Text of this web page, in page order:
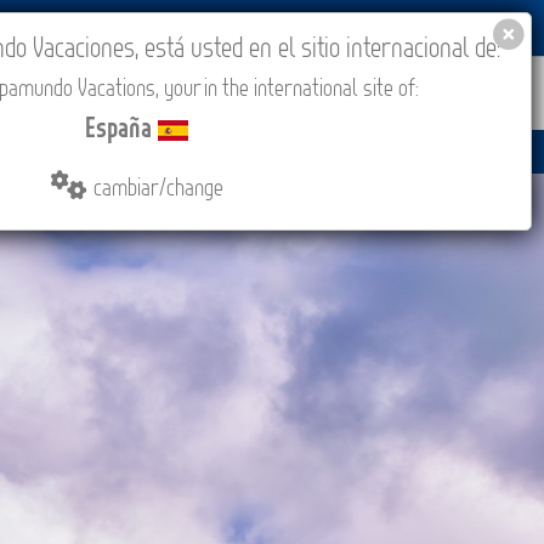
COMPRAR CONTACTO MÁS
Vacaciones, está usted en el sitio internacional de:
Vacations, your in the international site of:
España
cambiar/change